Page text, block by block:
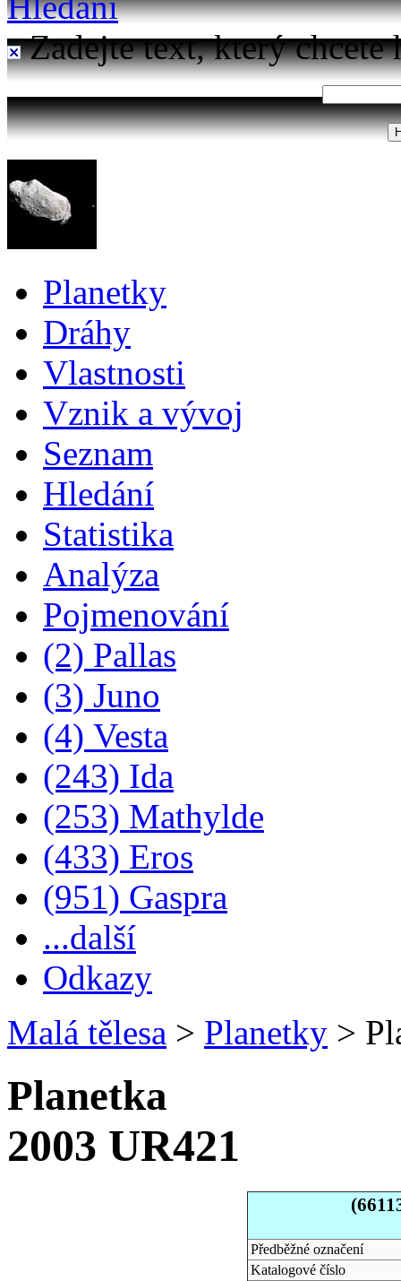
Zadejte text, který chcete
Planetky
Dráhy
Vlastnosti
Vznik a vývoj
Seznam
Hledání
Statistika
Analýza
Pojmenování
(2) Pallas
(3) Juno
(4) Vesta
(243) Ida
(253) Mathylde
(433) Eros
(951) Gaspra
...další
Odkazy
Malá tělesa > Planetky >
Planetka
2003 UR421
Předběžné označení
Katalogové číslo